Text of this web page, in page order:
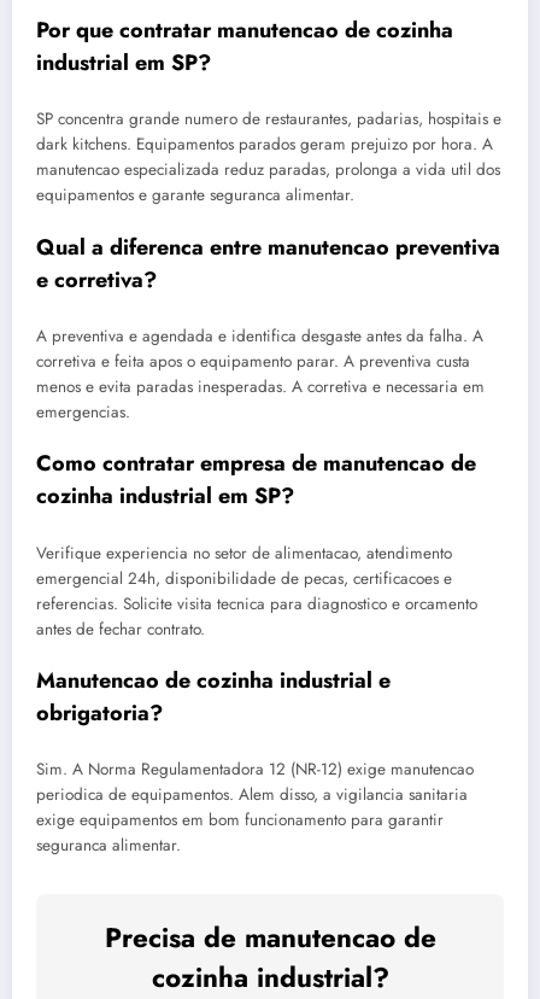
Por que contratar manutencao de cozinha
industrial em SP?
SP concentra grande numero de restaurantes, padarias, hospitais e
dark kitchens. Equipamentos parados geram prejuizo por hora. A
manutencao especializada reduz paradas, prolonga a vida util dos
equipamentos e garante seguranca alimentar.
Qual a diferenca entre manutencao preventiva
e corretiva?
A preventiva e agendada e identifica desgaste antes da falha. A
corretiva e feita apos o equipamento parar. A preventiva custa
menos e evita paradas inesperadas. A corretiva e necessaria em
emergencias.
Como contratar empresa de manutencao de
cozinha industrial em SP?
Verifique experiencia no setor de alimentacao, atendimento
emergencial 24h, disponibilidade de pecas, certificacoes e
referencias. Solicite visita tecnica para diagnostico e orcamento
antes de fechar contrato.
Manutencao de cozinha industrial e
obrigatoria?
Sim. A Norma Regulamentadora 12 (NR-12) exige manutencao
periodica de equipamentos. Alem disso, a vigilancia sanitaria
exige equipamentos em bom funcionamento para garantir
seguranca alimentar.
Precisa de manutencao de
cozinha industrial?